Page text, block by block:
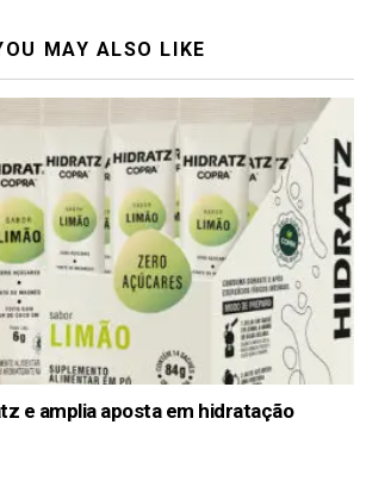
MAY ALSO LIKE
e amplia aposta em hidratação